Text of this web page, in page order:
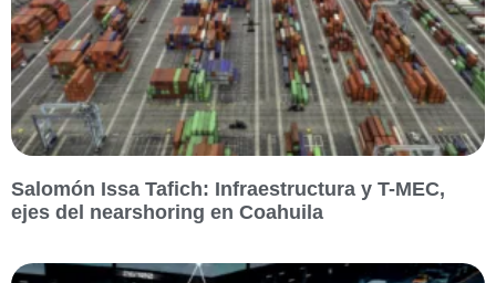
Salomón Issa Tafich: Infraestructura y T-MEC,
ejes del nearshoring en Coahuila